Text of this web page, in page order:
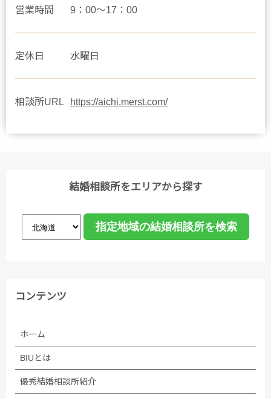
営業時間 9：00～17：00
定休日 水曜日
相談所URL https://aichi.merst.com/
結婚相談所をエリアから探す
コンテンツ
ホーム
BIUとは
優秀結婚相談所紹介